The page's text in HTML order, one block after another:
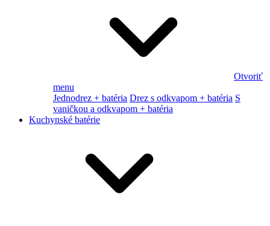
Otvoriť
menu
Jednodrez + batéria Drez s odkvapom + batéria S
vaničkou a odkvapom + batéria
Kuchynské batérie